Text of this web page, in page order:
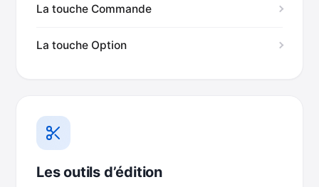
La touche Commande
La touche Option
Les outils d’édition